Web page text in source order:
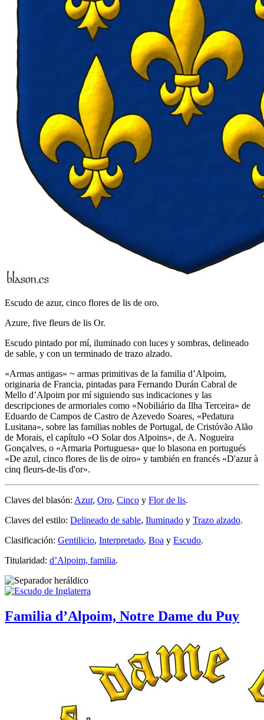
Escudo de azur, cinco flores de lis de oro.
Azure, five fleurs de lis Or.
Escudo pintado por mí, iluminado con luces y sombras, delineado
de sable, y con un terminado de trazo alzado.
«Armas antigas» ~ armas primitivas de la familia d’Alpoim,
originaria de Francia, pintadas para Fernando Durán Cabral de
Mello d’Alpoim por mí siguiendo sus indicaciones y las
descripciones de armoriales como «Nobiliário da Ilha Terceira» de
Eduardo de Campos de Castro de Azevedo Soares, «Pedatura
Lusitana», sobre las familias nobles de Portugal, de Cristóvão Alão
de Morais, el capítulo «O Solar dos Alpoins», de A. Nogueira
Gonçalves, o «Armaria Portuguesa» que lo blasona en portugués
«De azul, cinco flores de lis de oiro» y también en francés «D'azur à
cinq fleurs-de-lis d'or».
Claves del blasón: Azur, Oro, Cinco y Flor de lis.
Claves del estilo: Delineado de sable, Iluminado y Trazo alzado.
Clasificación: Gentilicio, Interpretado, Boa y Escudo.
Titularidad: d’Alpoim, familia.
Familia d’Alpoim, Notre Dame du Puy